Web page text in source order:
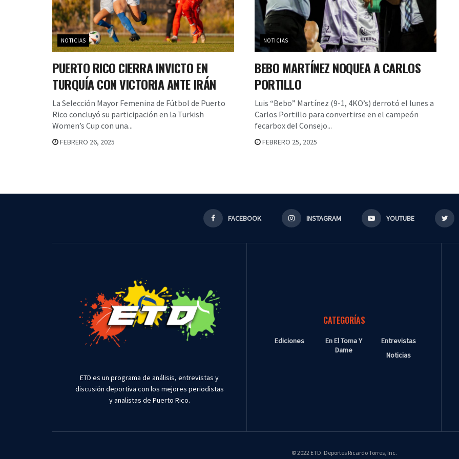
NOTICIAS
PUERTO RICO CIERRA INVICTO EN
TURQUÍA CON VICTORIA ANTE IRÁN
La Selección Mayor Femenina de Fútbol de Puerto
Rico concluyó su participación en la Turkish
Women’s Cup con una...
FEBRERO 26, 2025
NOTICIAS
BEBO MARTÍNEZ NOQUEA A CARLOS
PORTILLO
Luis “Bebo” Martínez (9-1, 4KO’s) derrotó el lunes a
Carlos Portillo para convertirse en el campeón
fecarbox del Consejo...
FEBRERO 25, 2025
FACEBOOK INSTAGRAM YOUTUBE
ETD es un programa de análisis, entrevistas y
discusión deportiva con los mejores periodistas
y analistas de Puerto Rico.
CATEGORÍAS
Ediciones
En El Toma Y
Dame
Entrevistas
Noticias
© 2022 ETD. Deportes Ricardo Torres, Inc.